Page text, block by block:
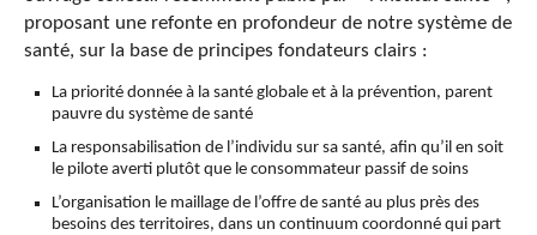
proposant une refonte en profondeur de notre système de
santé, sur la base de principes fondateurs clairs :
La priorité donnée à la santé globale et à la prévention, parent
pauvre du système de santé
La responsabilisation de l’individu sur sa santé, afin qu’il en soit
le pilote averti plutôt que le consommateur passif de soins
L’organisation le maillage de l’offre de santé au plus près des
besoins des territoires, dans un continuum coordonné qui part